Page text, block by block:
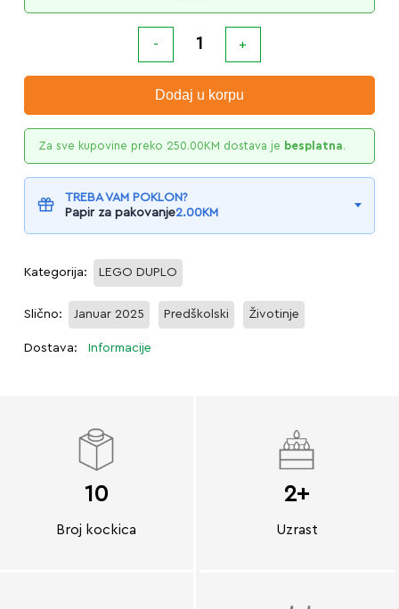
Dodaj u korpu
Za sve kupovine preko 250.00KM dostava je besplatna.
TREBA VAM POKLON?
Papir za pakovanje2.00KM
Kategorija: LEGO DUPLO
Slično: Januar 2025 Predškolski Životinje
Dostava: Informacije
10
Broj kockica
2+
Uzrast